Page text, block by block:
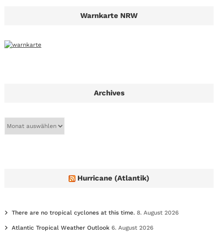
Warnkarte NRW
Archives
Hurricane (Atlantik)
There are no tropical cyclones at this time. 8. August 2026
Atlantic Tropical Weather Outlook 6. August 2026